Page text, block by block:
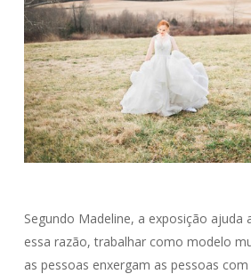
Segundo Madeline, a exposição ajuda
essa razão, trabalhar como modelo
as pessoas enxergam as pessoas